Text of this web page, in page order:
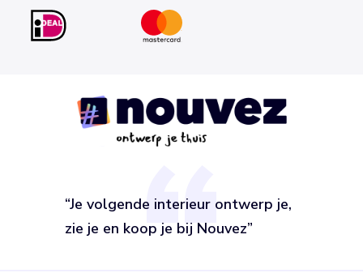
“Je volgende interieur ontwerp je,
zie je en koop je bij Nouvez”